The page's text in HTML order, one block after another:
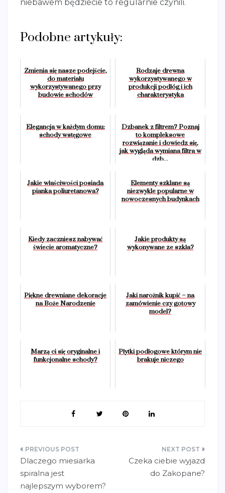
niebawem będziecie to regularnie czynili.
Podobne artykuły:
Zmienia się nasze podejście,
do materiału
wykorzystywanego przy
budowie schodów
Rodzaje drewna
wykorzystywanego w
produkcji podłóg i ich
charakterystyka
Elegancja w każdym domu:
schody wstęgowe
Dzbanek z filtrem? Poznaj
to kompleksowe
rozwiązanie i dowiedz się,
jak wygląda wymiana filtra w
dzb...
Jakie właściwości posiada
pianka poliuretanowa?
Elementy szklane są
niezwykle popularne w
nowoczesnych budynkach
Kiedy zaczniesz nabywać
świecie aromatyczne?
Jakie produkty są
wykonywane ze szkła?
Piękne drewniane dekoracje
na Boże Narodzenie
Jaki narożnik kupić – na
zamówienie czy gotowy
model?
Marzą ci się oryginalne i
funkcjonalne schody?
Płytki podłogowe którym nie
brakuje niczego
Nawigacja
wpisu
Dlaczego miesiarka
spiralna jest
najlepszym wyborem?
Czeka ciebie wyjazd
do Zakopane?